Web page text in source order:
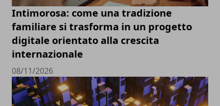
Intimorosa: come una tradizione
familiare si trasforma in un progetto
digitale orientato alla crescita
internazionale
08/11/2026